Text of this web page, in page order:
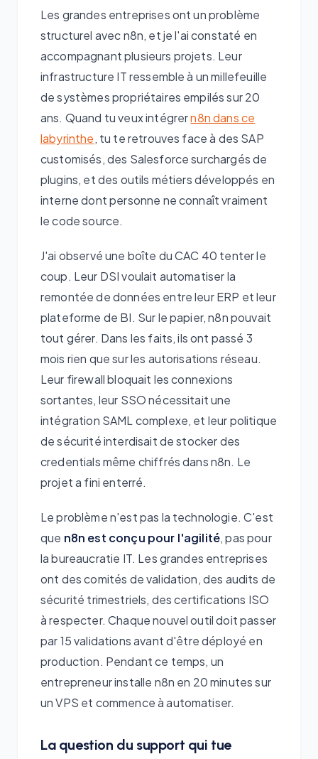
Les grandes entreprises ont un problème
structurel avec n8n, et je l'ai constaté en
accompagnant plusieurs projets. Leur
infrastructure IT ressemble à un millefeuille
de systèmes propriétaires empilés sur 20
ans. Quand tu veux intégrern8n dans ce
labyrinthe, tu te retrouves face à des SAP
customisés, des Salesforce surchargés de
plugins, et des outils métiers développés en
interne dont personne ne connaît vraiment
le code source.
J'ai observé une boîte du CAC 40 tenter le
coup. Leur DSI voulait automatiser la
remontée de données entre leur ERP et leur
plateforme de BI. Sur le papier, n8n pouvait
tout gérer. Dans les faits, ils ont passé 3
mois rien que sur les autorisations réseau.
Leur firewall bloquait les connexions
sortantes, leur SSO nécessitait une
intégration SAML complexe, et leur politique
de sécurité interdisait de stocker des
credentials même chiffrés dans n8n. Le
projet a fini enterré.
Le problème n'est pas la technologie. C'est
que n8n est conçu pour l'agilité, pas pour
la bureaucratie IT. Les grandes entreprises
ont des comités de validation, des audits de
sécurité trimestriels, des certifications ISO
à respecter. Chaque nouvel outil doit passer
par 15 validations avant d'être déployé en
production. Pendant ce temps, un
entrepreneur installe n8n en 20 minutes sur
un VPS et commence à automatiser.
La question du support qui tue